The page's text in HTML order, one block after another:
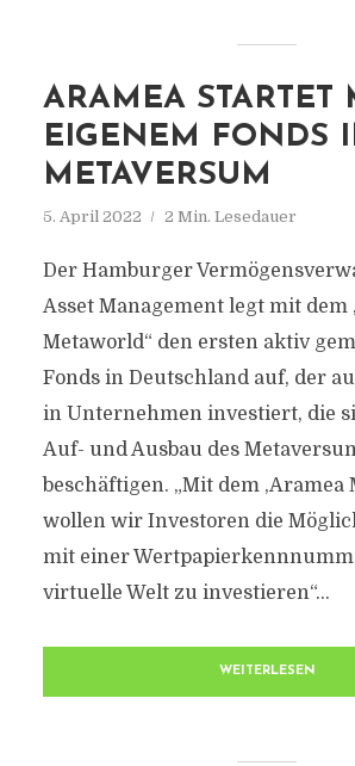
ARAMEA STARTET
EIGENEM FONDS
METAVERSUM
5. April 2022 2 Min. Lesedauer
Der Hamburger
Asset Management legt mit dem
Metaworld“ den ersten aktiv
Fonds in Deutschland auf, der
in Unternehmen investiert, die
Auf- und Ausbau des
beschäftigen. „Mit dem ,Aramea
wollen wir Investoren die
mit einer
virtuelle Welt zu investieren“...
WEITERLESEN